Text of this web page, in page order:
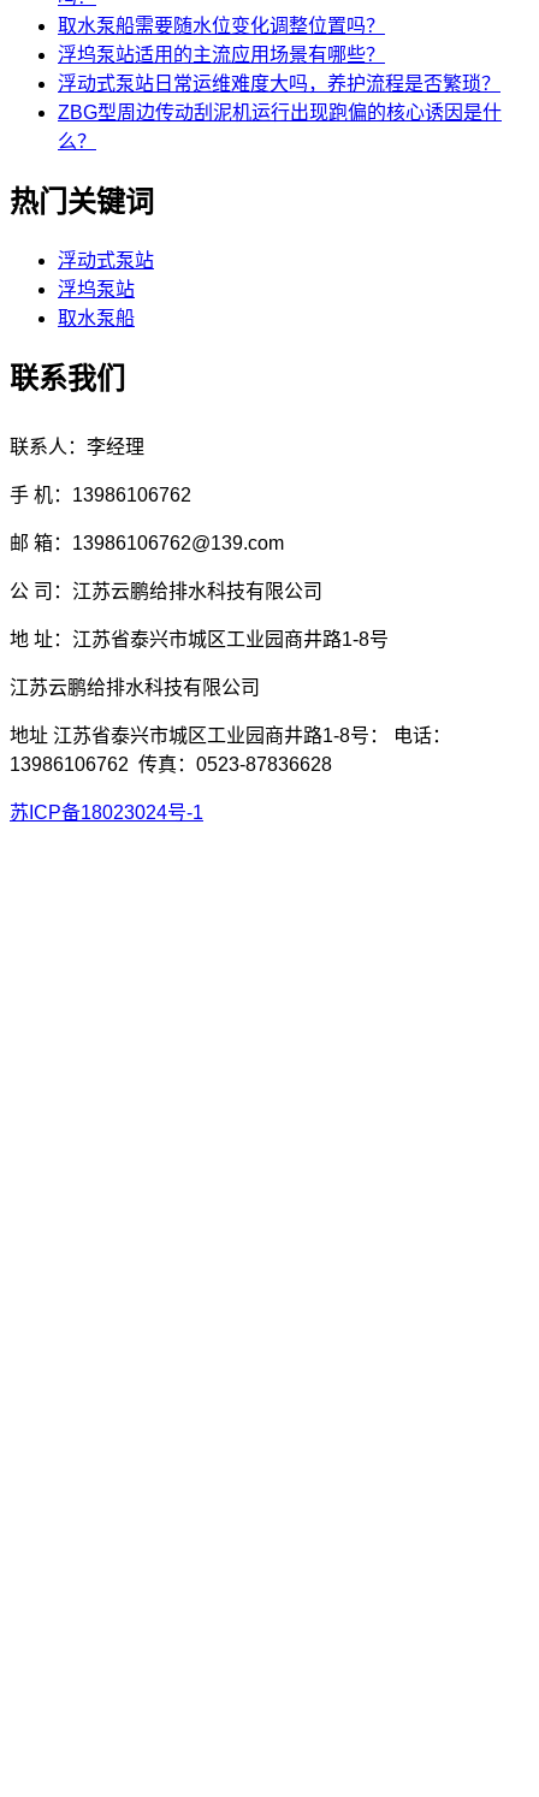
取水泵船需要随水位变化调整位置吗？
浮坞泵站适用的主流应用场景有哪些？
浮动式泵站日常运维难度大吗，养护流程是否繁琐？
ZBG型周边传动刮泥机运行出现跑偏的核心诱因是什
么？
热门关键词
浮动式泵站
浮坞泵站
取水泵船
联系我们
联系人：李经理
手 机：13986106762
邮 箱：13986106762@139.com
公 司：江苏云鹏给排水科技有限公司
地 址：江苏省泰兴市城区工业园商井路1-8号
江苏云鹏给排水科技有限公司
地址 江苏省泰兴市城区工业园商井路1-8号： 电话：
13986106762 传真：0523-87836628
苏ICP备18023024号-1